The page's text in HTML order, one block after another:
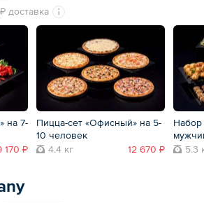
доставка
на 7-
170 ₽
Пицца-сет «Офисный» на 5-
10 человек
4.4 кг
12 670 ₽
Набор
5.3